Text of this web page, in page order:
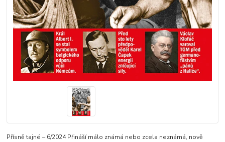
Přísně tajné – 6/2024 Přináší málo známá nebo zcela neznámá, nově